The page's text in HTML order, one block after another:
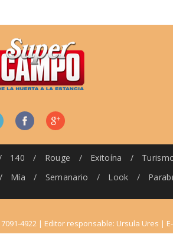
140 / Rouge / Exitoína /
/ Mía / Semanario / Look /
7091-4922 | Editor responsable: Ursula Ures |